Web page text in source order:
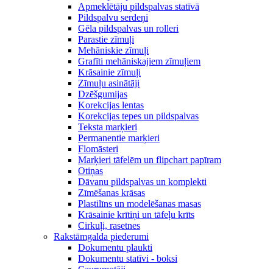
Apmeklētāju pildspalvas statīvā
Pildspalvu serdeņi
Gēla pildspalvas un rolleri
Parastie zīmuļi
Mehāniskie zīmuļi
Grafīti mehāniskajiem zīmuļiem
Krāsainie zīmuļi
Zīmuļu asinātāji
Dzēšgumijas
Korekcijas lentas
Korekcijas tepes un pildspalvas
Teksta marķieri
Permanentie marķieri
Flomāsteri
Marķieri tāfelēm un flipchart papīram
Otiņas
Dāvanu pildspalvas un komplekti
Zīmēšanas krāsas
Plastilīns un modelēšanas masas
Krāsainie krītiņi un tāfeļu krīts
Cirkuļi, rasetnes
Rakstāmgalda piederumi
Dokumentu plaukti
Dokumentu statīvi - boksi